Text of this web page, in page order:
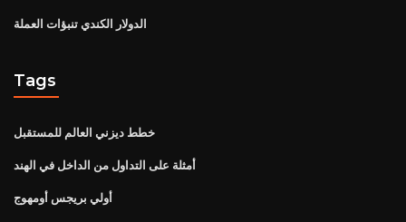
الدولار الكندي تنبؤات العملة
Tags
خطط ديزني العالم للمستقبل
أمثلة على التداول من الداخل في الهند
أولي بريجس أومهوج